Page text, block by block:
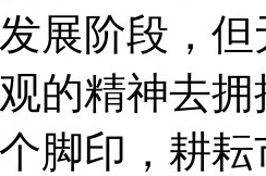
展阶段，
的精神去
脚印，耕